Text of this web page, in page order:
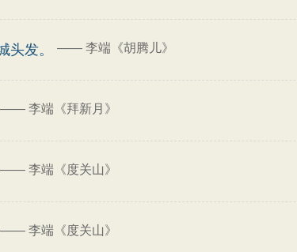
头发。 —— 李端《胡腾儿》
—— 李端《拜新月》
—— 李端《度关山》
—— 李端《度关山》